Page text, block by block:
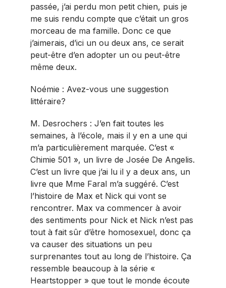
passée, j’ai perdu mon petit chien, puis je
me suis rendu compte que c’était un gros
morceau de ma famille. Donc ce que
j’aimerais, d’ici un ou deux ans, ce serait
peut-être d’en adopter un ou peut-être
même deux.
Noémie : Avez-vous une suggestion
littéraire?
M. Desrochers : J’en fait toutes les
semaines, à l’école, mais il y en a une qui
m’a particulièrement marquée. C’est «
Chimie 501 », un livre de Josée De Angelis.
C’est un livre que j’ai lu il y a deux ans, un
livre que Mme Faral m’a suggéré. C’est
l’histoire de Max et Nick qui vont se
rencontrer. Max va commencer à avoir
des sentiments pour Nick et Nick n’est pas
tout à fait sûr d’être homosexuel, donc ça
va causer des situations un peu
surprenantes tout au long de l’histoire. Ça
ressemble beaucoup à la série «
Heartstopper » que tout le monde écoute